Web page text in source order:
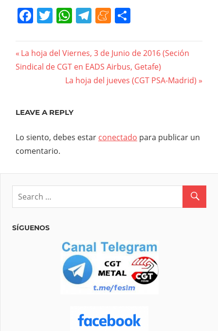
Facebook
Twitter
WhatsApp
Telegram
Meneame
Navegación
de
Previous
Post:
La hoja del Viernes, 3 de Junio de 2016 (Seción
Sindical de CGT en EADS Airbus, Getafe)
Next
La hoja del jueves (CGT PSA-Madrid)
LEAVE A REPLY
Lo siento, debes estar conectado para publicar un
comentario.
SÍGUENOS